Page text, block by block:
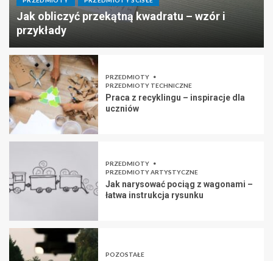
Jak obliczyć przekątną kwadratu – wzór i
przykłady
PRZEDMIOTY
PRZEDMIOTY TECHNICZNE
Praca z recyklingu – inspiracje dla
uczniów
PRZEDMIOTY
PRZEDMIOTY ARTYSTYCZNE
Jak narysować pociąg z wagonami –
łatwa instrukcja rysunku
POZOSTAŁE